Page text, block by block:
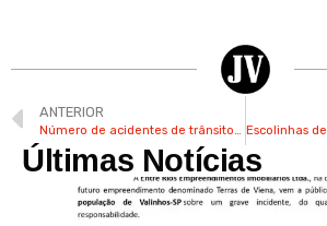
ANTERIOR
Número de acidentes de trânsito diminui pela metade este ano em Valinhos
Últimas Notícias